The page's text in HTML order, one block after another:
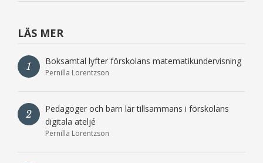
LÄS MER
1 Boksamtal lyfter förskolans matematikundervisning
Pernilla Lorentzson
2
Pedagoger och barn lär tillsammans i förskolans
digitala ateljé
Pernilla Lorentzson